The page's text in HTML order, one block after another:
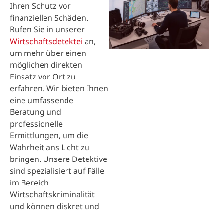
Ihren Schutz vor
finanziellen Schäden.
Rufen Sie in unserer
Wirtschaftsdetektei an,
um mehr über einen
möglichen direkten
Einsatz vor Ort zu
erfahren. Wir bieten Ihnen
eine umfassende
Beratung und
professionelle
Ermittlungen, um die
Wahrheit ans Licht zu
bringen. Unsere Detektive
sind spezialisiert auf Fälle
im Bereich
Wirtschaftskriminalität
und können diskret und